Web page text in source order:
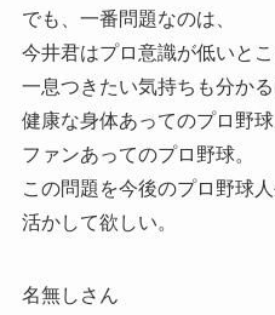
でも、一番問題なのは、
今井君はプロ意識が低いとこ
一息つきたい気持ちも分かる
健康な身体あってのプロ野球
ファンあってのプロ野球。
この問題を今後のプロ野球
活かして欲しい。
名無しさん